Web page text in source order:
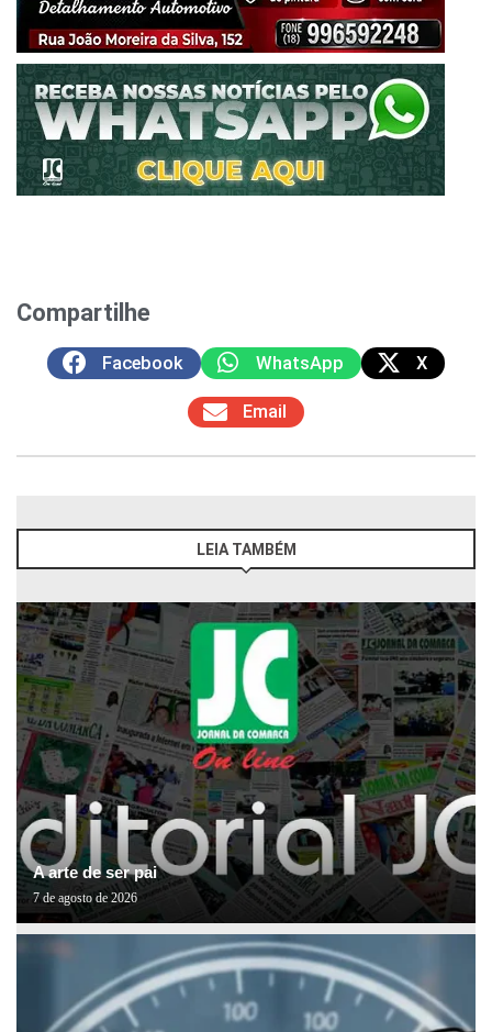
Compartilhe
Facebook WhatsApp X
Email
LEIA TAMBÉM
A arte de ser pai
7 de agosto de 2026